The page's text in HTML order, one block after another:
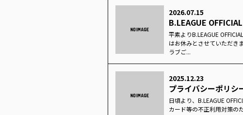
2026.07.15
B.LEAGUE
平素よりB.LEAGUE
はお休みとさせていただき
ラブご...
2025.12.23
プライバシーポリシ
日頃より、B.LEAGUE
カード等の不正利用対策の